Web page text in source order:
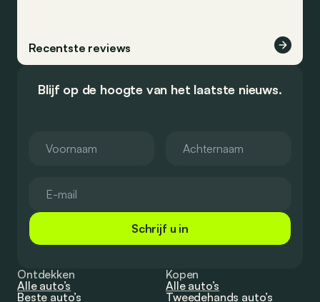
Recentste reviews
Blijf op de hoogte van het laatste nieuws.
Schrijf u in
Ontdekken
Alle auto’s
Beste auto’s
Kopen
Alle auto’s
Tweedehands auto’s